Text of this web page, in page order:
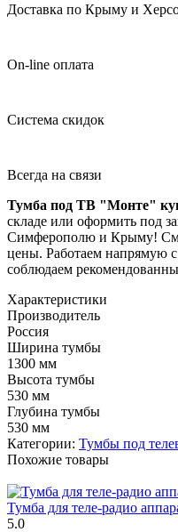
Доставка по Крыму и
On-line оплата
Система скидок
Всегда на связи
Тумба под ТВ "Монте"
складе или оформить под
Симферополю и Крыму!
цены. Работаем напрямую
соблюдаем
Характеристики
Производитель
Россия
Ширина тумбы
1300 мм
Высота тумбы
530 мм
Глубина тумбы
530 мм
Категории: Тумбы под
Похожие товары
Тумба для теле-радио
5.0